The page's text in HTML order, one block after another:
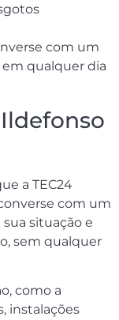
com um
em qualquer dia
a TEC24
com um
sua situação e
sem qualquer
como a
instalações